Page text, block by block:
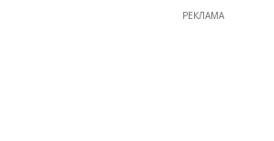
РЕКЛАМА